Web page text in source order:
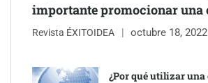
inmobiliarios: hasta 82% de ahorro por
importante promocionar una
Revista ÉXITOIDEA octubre 18, 2022
¿Por qué utilizar una